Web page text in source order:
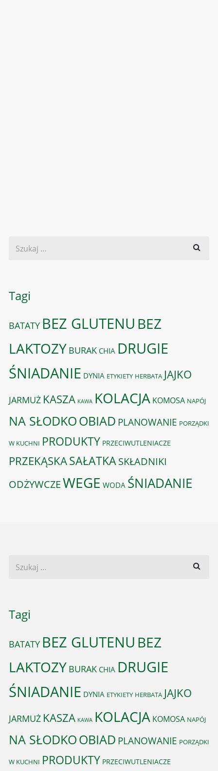
Tagi
BATATY BEZ GLUTENU BEZ
LAKTOZY BURAK CHIA DRUGIE
ŚNIADANIE DYNIA ETYKIETY HERBATA JAJKO
JARMUŻ KASZA KAWA KOLACJA KOMOSA NAPÓJ
NA SŁODKOOBIAD PLANOWANIE PORZĄDKI
W KUCHNI PRODUKTY PRZECIWUTLENIACZE
PRZEKĄSKASAŁATKASKŁADNIKI
ODŻYWCZEWEGE WODA ŚNIADANIE
Tagi
BATATY BEZ GLUTENU BEZ
LAKTOZY BURAK CHIA DRUGIE
ŚNIADANIE DYNIA ETYKIETY HERBATA JAJKO
JARMUŻ KASZA KAWA KOLACJA KOMOSA NAPÓJ
NA SŁODKOOBIAD PLANOWANIE PORZĄDKI
W KUCHNI PRODUKTY PRZECIWUTLENIACZE